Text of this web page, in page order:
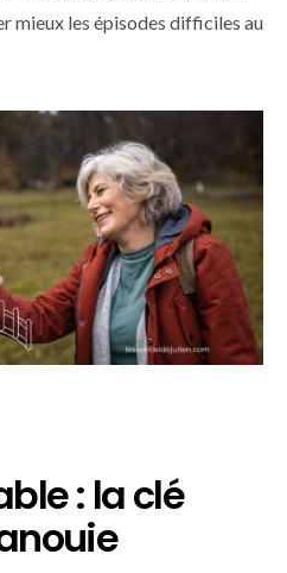
mieux les épisodes difficiles au
: la clé